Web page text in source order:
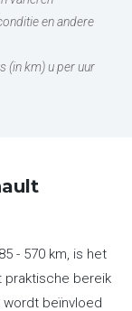
en andere
(in km) u per uur
- 570 km, is het
praktische bereik
beïnvloed